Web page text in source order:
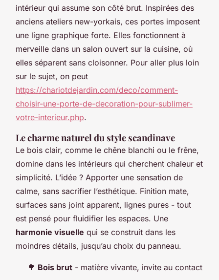
intérieur qui assume son côté brut. Inspirées des
anciens ateliers new-yorkais, ces portes imposent
une ligne graphique forte. Elles fonctionnent à
merveille dans un salon ouvert sur la cuisine, où
elles séparent sans cloisonner. Pour aller plus loin
sur le sujet, on peut
https://chariotdejardin.com/deco/comment-
choisir-une-porte-de-decoration-pour-sublimer-
votre-interieur.php.
Le charme naturel du style scandinave
Le bois clair, comme le chêne blanchi ou le frêne,
domine dans les intérieurs qui cherchent chaleur et
simplicité. L’idée ? Apporter une sensation de
calme, sans sacrifier l’esthétique. Finition mate,
surfaces sans joint apparent, lignes pures - tout
est pensé pour fluidifier les espaces. Une
harmonie visuelle qui se construit dans les
moindres détails, jusqu’au choix du panneau.
🌳 Bois brut - matière vivante, invite au contact